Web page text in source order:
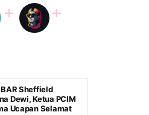
Sheffield
Dewi, Ketua PCIM
Ucapan Selamat